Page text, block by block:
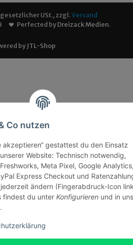
Co nutzen
akzeptieren“ gestattest du den Einsatz
Website: Technisch notwendig,
Meta Pixel, Google
Express Checkout und
ändern (Fingerabdruck-Icon
findest du unter Konfigurieren und in
.
USt., zzgl.Versand
Perfected byDreizack Medien.
by JTL-Shop